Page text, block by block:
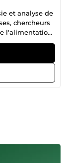
et analyse de
chercheurs
l'alimentation,
(Excel,
de
de 24h,